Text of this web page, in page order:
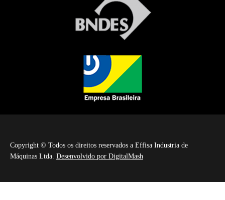
Copyright © Todos os direitos reservados a Effisa Industria de
Máquinas Ltda. Desenvolvido por DigitalMash